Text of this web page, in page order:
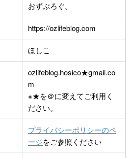
おずぶろぐ。
https://ozlifeblog.com
ほしこ
ozlifeblog.hosico★gmail.co
m
※★を＠に変えてご利用く
ださい。
プライバシーポリシーのペ
ージをご参照ください